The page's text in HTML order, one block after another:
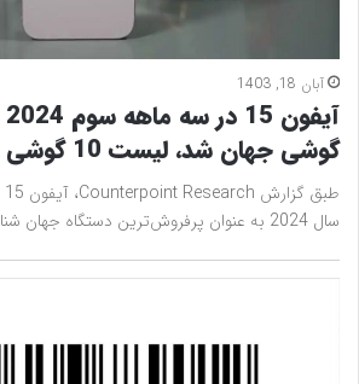
آبان 18, 1403
گوشی جهان شد، لیست 10 گوشی برتر!
سال 2024 به عنوان پرفروش‌ترین دستگاه جهان شناخته شده…